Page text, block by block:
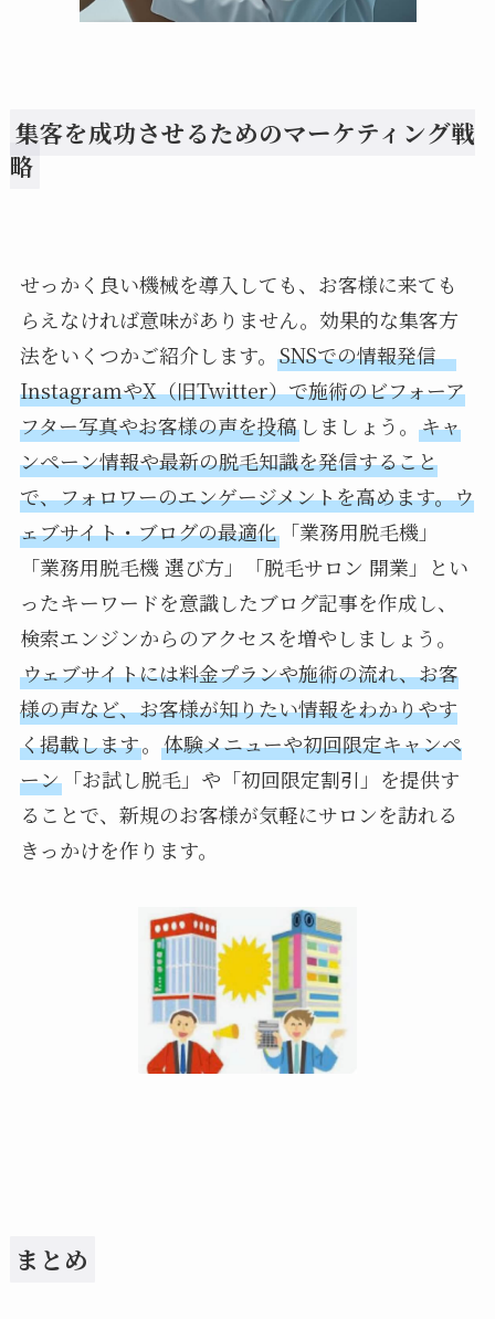
集客を成功させるためのマーケティング戦
略
せっかく良い機械を導入しても、お客様に来ても
らえなければ意味がありません。効果的な集客方
法をいくつかご紹介します。 SNSでの情報発信
InstagramやX（旧Twitter）で施術のビフォーア
フター写真やお客様の声を投稿しましょう。 キャ
ンペーン情報や最新の脱毛知識を発信すること
で、フォロワーのエンゲージメントを高めます。ウ
ェブサイト・ブログの最適化「業務用脱毛機」
「業務用脱毛機 選び方」「脱毛サロン 開業」とい
ったキーワードを意識したブログ記事を作成し、
検索エンジンからのアクセスを増やしましょう。
ウェブサイトには料金プランや施術の流れ、お客
様の声など、お客様が知りたい情報をわかりやす
く掲載します。 体験メニューや初回限定キャンペ
ーン「お試し脱毛」や「初回限定割引」を提供す
ることで、新規のお客様が気軽にサロンを訪れる
きっかけを作ります。
まとめ